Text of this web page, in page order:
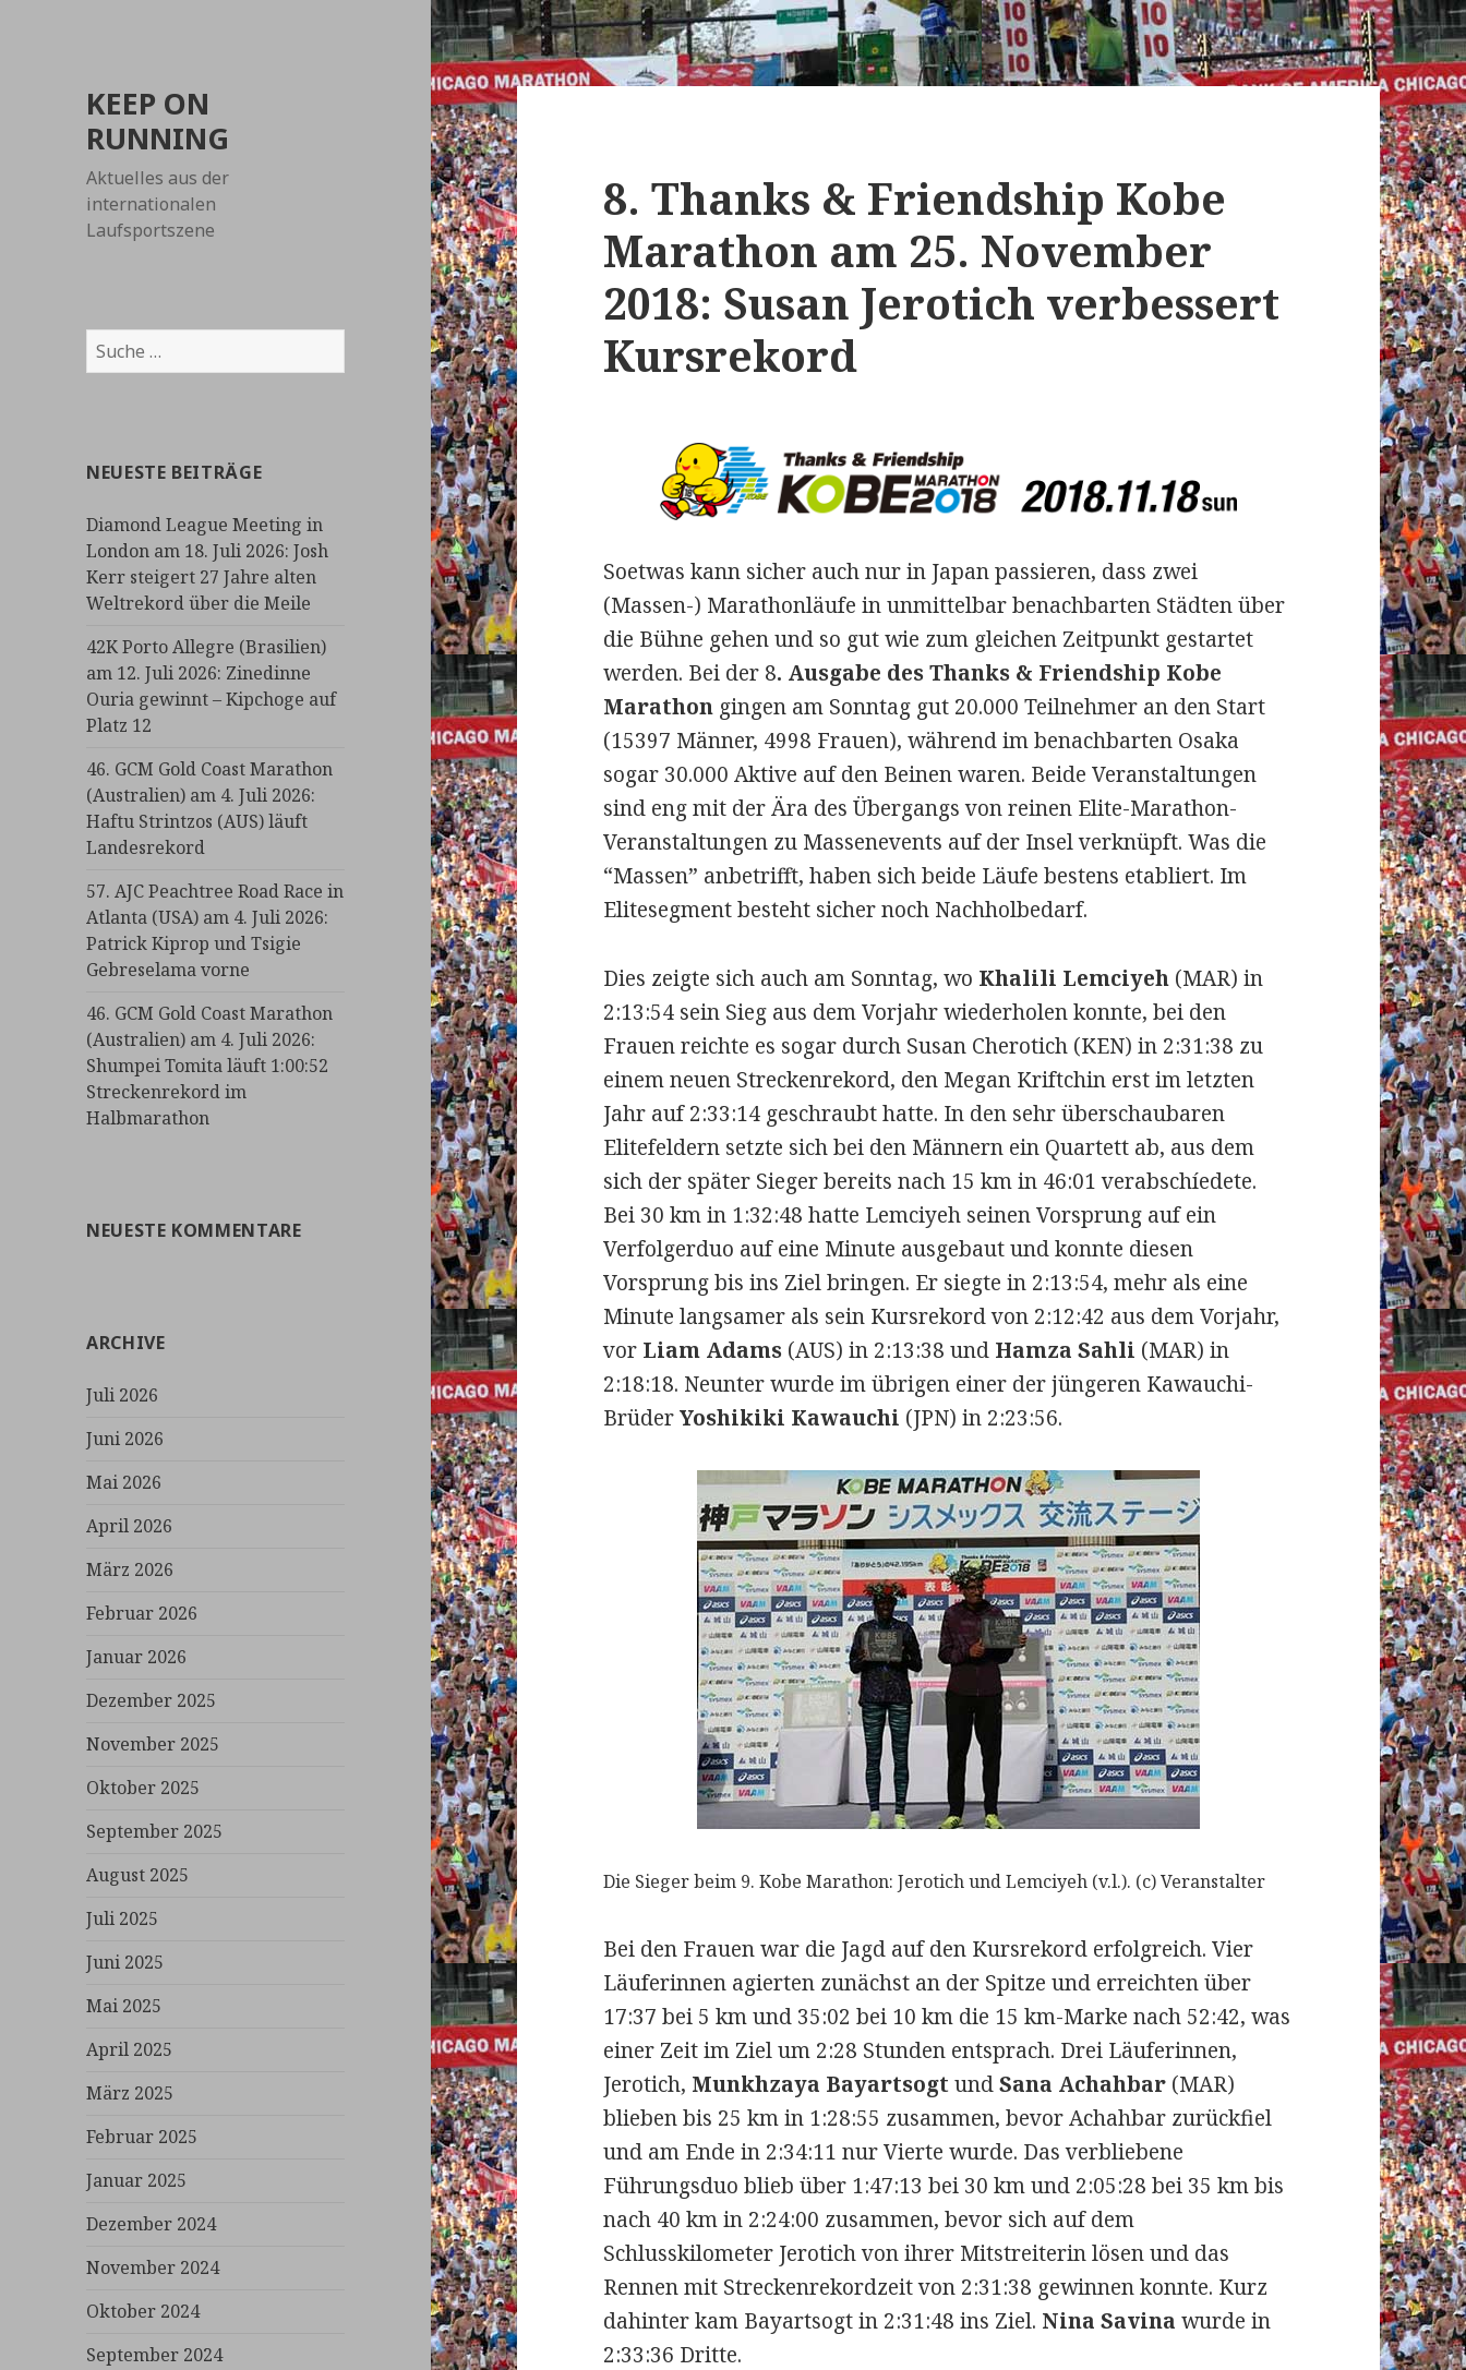
KEEP ON
RUNNING
Aktuelles aus der
internationalen
Laufsportszene
Suche
nach:
NEUESTE BEITRÄGE
Diamond League Meeting in
London am 18. Juli 2026: Josh
Kerr steigert 27 Jahre alten
Weltrekord über die Meile
42K Porto Allegre (Brasilien)
am 12. Juli 2026: Zinedinne
Ouria gewinnt – Kipchoge auf
Platz 12
46. GCM Gold Coast Marathon
(Australien) am 4. Juli 2026:
Haftu Strintzos (AUS) läuft
Landesrekord
57. AJC Peachtree Road Race in
Atlanta (USA) am 4. Juli 2026:
Patrick Kiprop und Tsigie
Gebreselama vorne
46. GCM Gold Coast Marathon
(Australien) am 4. Juli 2026:
Shumpei Tomita läuft 1:00:52
Streckenrekord im
Halbmarathon
NEUESTE KOMMENTARE
ARCHIVE
Juli 2026
Juni 2026
Mai 2026
April 2026
März 2026
Februar 2026
Januar 2026
Dezember 2025
November 2025
Oktober 2025
September 2025
August 2025
Juli 2025
Juni 2025
Mai 2025
April 2025
März 2025
Februar 2025
Januar 2025
Dezember 2024
November 2024
Oktober 2024
September 2024
8. Thanks & Friendship Kobe
Marathon am 25. November
2018: Susan Jerotich verbessert
Kursrekord
Soetwas kann sicher auch nur in Japan passieren, dass zwei
(Massen-) Marathonläufe in unmittelbar benachbarten Städten über
die Bühne gehen und so gut wie zum gleichen Zeitpunkt gestartet
werden. Bei der 8. Ausgabe des Thanks & Friendship Kobe
Marathon gingen am Sonntag gut 20.000 Teilnehmer an den Start
(15397 Männer, 4998 Frauen), während im benachbarten Osaka
sogar 30.000 Aktive auf den Beinen waren. Beide Veranstaltungen
sind eng mit der Ära des Übergangs von reinen Elite-Marathon-
Veranstaltungen zu Massenevents auf der Insel verknüpft. Was die
“Massen” anbetrifft, haben sich beide Läufe bestens etabliert. Im
Elitesegment besteht sicher noch Nachholbedarf.
Dies zeigte sich auch am Sonntag, wo Khalili Lemciyeh (MAR) in
2:13:54 sein Sieg aus dem Vorjahr wiederholen konnte, bei den
Frauen reichte es sogar durch Susan Cherotich (KEN) in 2:31:38 zu
einem neuen Streckenrekord, den Megan Kriftchin erst im letzten
Jahr auf 2:33:14 geschraubt hatte. In den sehr überschaubaren
Elitefeldern setzte sich bei den Männern ein Quartett ab, aus dem
sich der später Sieger bereits nach 15 km in 46:01 verabschíedete.
Bei 30 km in 1:32:48 hatte Lemciyeh seinen Vorsprung auf ein
Verfolgerduo auf eine Minute ausgebaut und konnte diesen
Vorsprung bis ins Ziel bringen. Er siegte in 2:13:54, mehr als eine
Minute langsamer als sein Kursrekord von 2:12:42 aus dem Vorjahr,
vor Liam Adams (AUS) in 2:13:38 und Hamza Sahli (MAR) in
2:18:18. Neunter wurde im übrigen einer der jüngeren Kawauchi-
BrüderYoshikiki Kawauchi (JPN) in 2:23:56.
Die Sieger beim 9. Kobe Marathon: Jerotich und Lemciyeh (v.l.). (c) Veranstalter
Bei den Frauen war die Jagd auf den Kursrekord erfolgreich. Vier
Läuferinnen agierten zunächst an der Spitze und erreichten über
17:37 bei 5 km und 35:02 bei 10 km die 15 km-Marke nach 52:42, was
einer Zeit im Ziel um 2:28 Stunden entsprach. Drei Läuferinnen,
Jerotich, Munkhzaya Bayartsogt undSana Achahbar (MAR)
blieben bis 25 km in 1:28:55 zusammen, bevor Achahbar zurückfiel
und am Ende in 2:34:11 nur Vierte wurde. Das verbliebene
Führungsduo blieb über 1:47:13 bei 30 km und 2:05:28 bei 35 km bis
nach 40 km in 2:24:00 zusammen, bevor sich auf dem
Schlusskilometer Jerotich von ihrer Mitstreiterin lösen und das
Rennen mit Streckenrekordzeit von 2:31:38 gewinnen konnte. Kurz
dahinter kam Bayartsogt in 2:31:48 ins Ziel. Nina Savina wurde in
2:33:36 Dritte.